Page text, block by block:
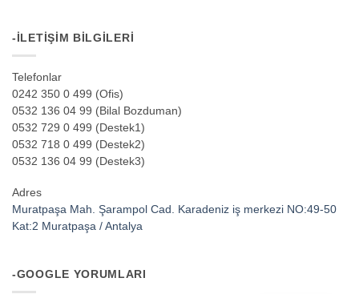
-İLETIŞIM BILGILERI
Telefonlar
0242 350 0 499 (Ofis)
0532 136 04 99 (Bilal Bozduman)
0532 729 0 499 (Destek1)
0532 718 0 499 (Destek2)
0532 136 04 99 (Destek3)
Adres
Muratpaşa Mah. Şarampol Cad. Karadeniz iş merkezi NO:49-50
Kat:2 Muratpaşa / Antalya
-GOOGLE YORUMLARI